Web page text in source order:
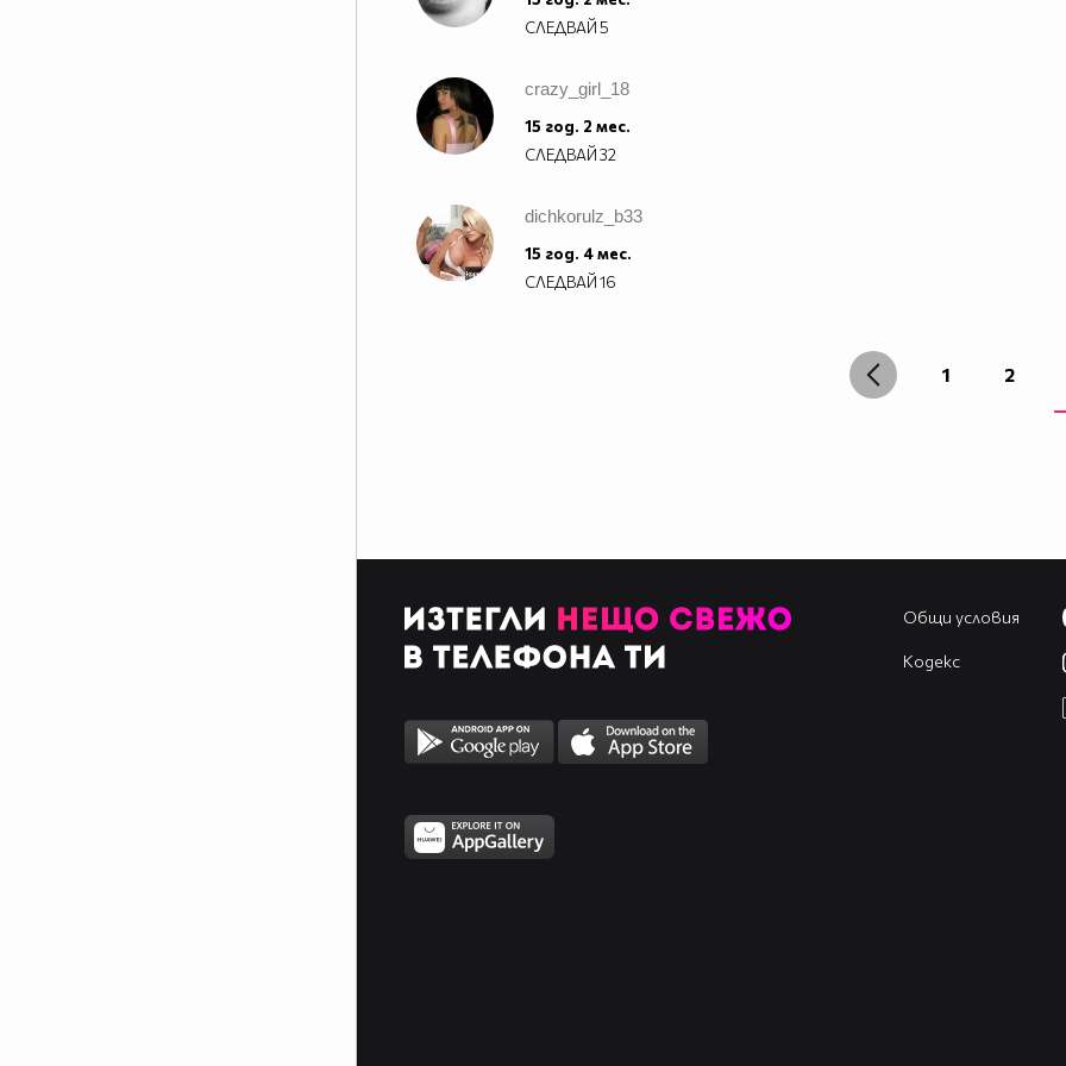
СЛЕДВАЙ5
crazy_girl_18
15 год. 2 мес.
СЛЕДВАЙ32
dichkorulz_b33
15 год. 4 мес.
СЛЕДВАЙ16
1 2
Общи условия
Кодекс